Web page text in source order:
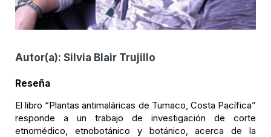
Autor(a): Silvia Blair Trujillo
Reseña
El libro “Plantas antimaláricas de Tumaco, Costa Pacífica”
responde a un trabajo de investigación de corte
etnomédico, etnobotánico y botánico, acerca de la